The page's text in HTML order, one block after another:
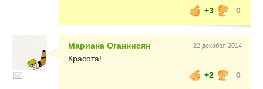
+3
0
Мариана Оганнисян 22 декабря 2014
Красота!
+2
0